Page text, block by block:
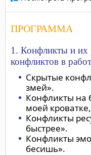
ПРОГРАММА
1. Конфликты и их
конфликтов в
Скрытые
змей».
Конфликты на
моей
Конфликты
быстрее».
Конфликты
бесишь».